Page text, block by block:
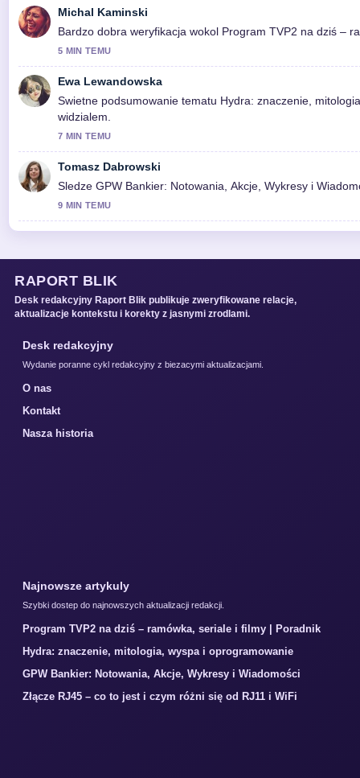
Michal Kaminski
Bardzo dobra weryfikacja wokol Program TVP2 na dziś –
5 MIN TEMU
Ewa Lewandowska
Swietne podsumowanie tematu Hydra: znaczenie,
widzialem.
7 MIN TEMU
Tomasz Dabrowski
Sledze GPW Bankier: Notowania, Akcje, Wykresy i
9 MIN TEMU
RAPORT BLIK
Desk redakcyjny Raport Blik publikuje zweryfikowane relacje,
aktualizacje kontekstu i korekty z jasnymi zrodlami.
Desk redakcyjny
Wydanie poranne cykl redakcyjny z biezacymi aktualizacjami.
O nas
Kontakt
Nasza historia
Najnowsze artykuly
Szybki dostep do najnowszych aktualizacji redakcji.
Program TVP2 na dziś – ramówka, seriale i filmy | Poradnik
Hydra: znaczenie, mitologia, wyspa i oprogramowanie
GPW Bankier: Notowania, Akcje, Wykresy i Wiadomości
Złącze RJ45 – co to jest i czym różni się od RJ11 i WiFi